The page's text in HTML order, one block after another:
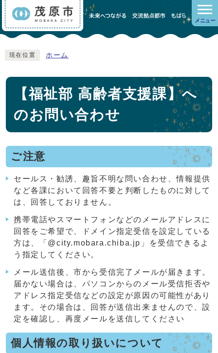
メニュー
現在位置 ホーム
【福祉部 高齢者支援課】へ
のお問い合わせ
ご注意
セールス・勧誘、趣旨不明な問い合わせ、情報提供
など各課において回答不要と判断したものに対して
は、回答しておりません。
携帯電話やスマートフォンなどのメールアドレスに
回答をご希望で、ドメイン指定受信を設定している
方は、「@city.mobara.chiba.jp」を受信できるよ
う指定してください。
メール送信後、市から受信完了メールが届きます。
届かない場合は、パソコンからのメール受信拒否や
アドレス指定受信などの設定が原因の可能性があり
ます。その場合は、回答が送信出来ませんので、設
定を確認し、再度メールを送信してください
個人情報の取り扱いについて